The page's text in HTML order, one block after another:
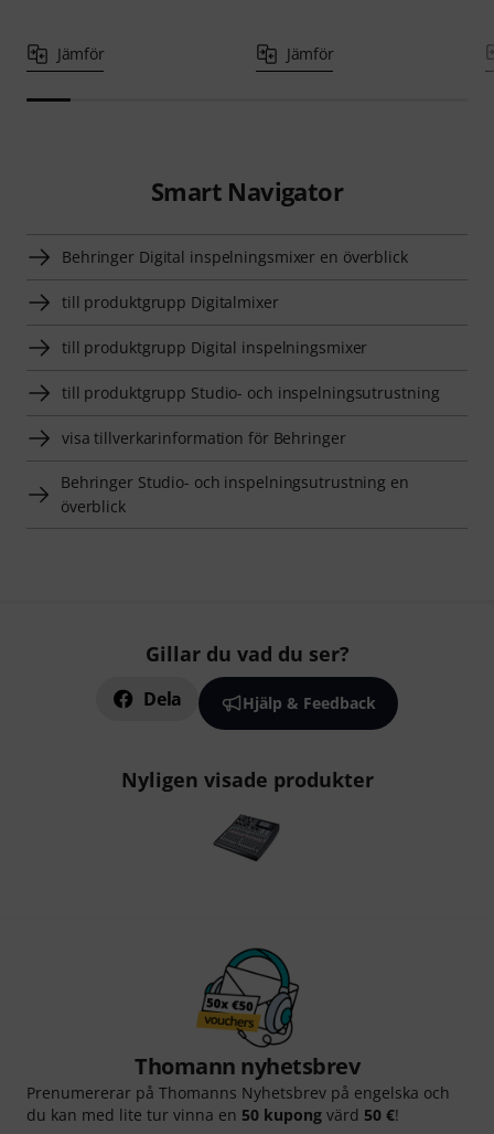
Jämför Jämför
Smart Navigator
Behringer Digital inspelningsmixer en överblick
till produktgrupp Digitalmixer
till produktgrupp Digital inspelningsmixer
till produktgrupp Studio- och inspelningsutrustning
visa tillverkarinformation för Behringer
Behringer Studio- och inspelningsutrustning en
överblick
Gillar du vad du ser?
Dela Hjälp & Feedback
Nyligen visade produkter
Thomann nyhetsbrev
Prenumererar på Thomanns Nyhetsbrev på engelska och
du kan med lite tur vinna en 50 kupong värd 50 €!